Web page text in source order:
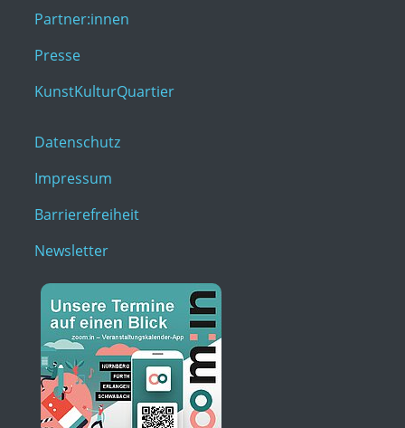
Partner:innen
Presse
KunstKulturQuartier
Datenschutz
Impressum
Barrierefreiheit
Newsletter